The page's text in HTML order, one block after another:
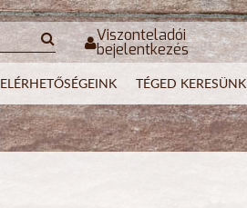
Viszonteladói
bejelentkezés
ELÉRHETŐSÉGEINK TÉGED KERESÜNK